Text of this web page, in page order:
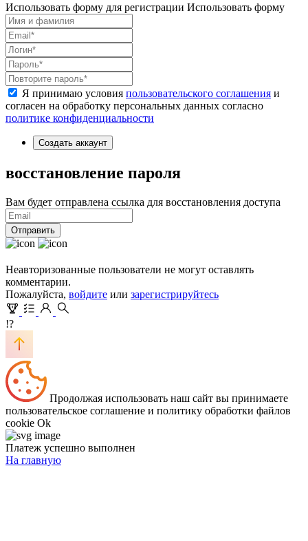
Использовать форму для регистрации Использовать форму
Я принимаю условия пользовательского соглашения и
согласен на обработку персональных данных согласно
политике конфиденциальности
Создать аккаунт
восстановление пароля
Вам будет отправлена ссылка для восстановления доступа
Отправить
Неавторизованные пользователи не могут оставлять
комментарии.
Пожалуйста, войдите или зарегистрируйтесь
!?
Продолжая использовать наш сайт вы принимаете
пользовательское соглашение и политику обработки файлов
cookie Ok
Платеж успешно выполнен
На главную